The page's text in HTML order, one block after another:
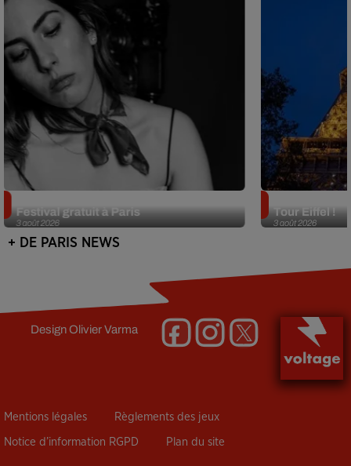
3 août 2026
Festival gratuit à Paris
3 août 2026
Tour Eiffel !
+ DE PARIS NEWS
DesignOlivier Varma
Mentions légales Règlements des jeux
Notice d’information RGPD Plan du site